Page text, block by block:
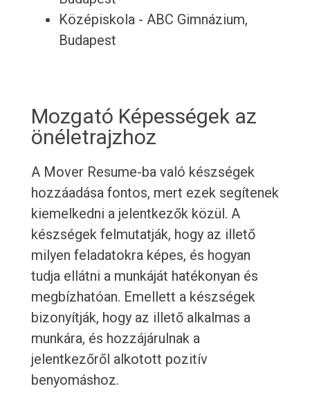
Középiskola - ABC Gimnázium,
Budapest
Mozgató Képességek az
önéletrajzhoz
A Mover Resume-ba való készségek
hozzáadása fontos, mert ezek segítenek
kiemelkedni a jelentkezők közül. A
készségek felmutatják, hogy az illető
milyen feladatokra képes, és hogyan
tudja ellátni a munkáját hatékonyan és
megbízhatóan. Emellett a készségek
bizonyítják, hogy az illető alkalmas a
munkára, és hozzájárulnak a
jelentkezőről alkotott pozitív
benyomáshoz.